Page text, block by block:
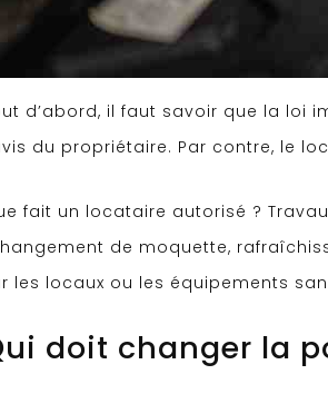
d’abord, il faut savoir que la loi
du propriétaire. Par contre, le
fait un locataire autorisé ?
de moquette,
les locaux ou les équipements
doit changer la